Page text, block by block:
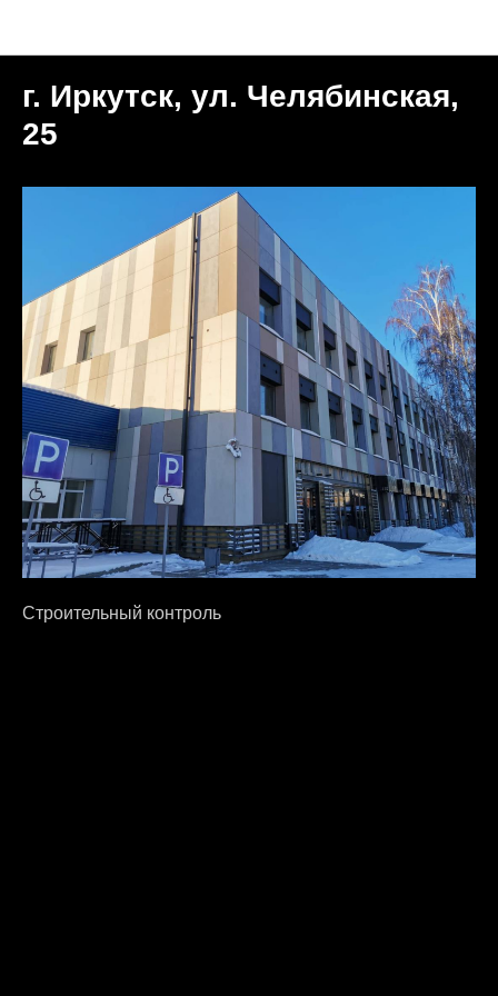
г. Иркутск, ул. Челябинская,
25
Строительный контроль